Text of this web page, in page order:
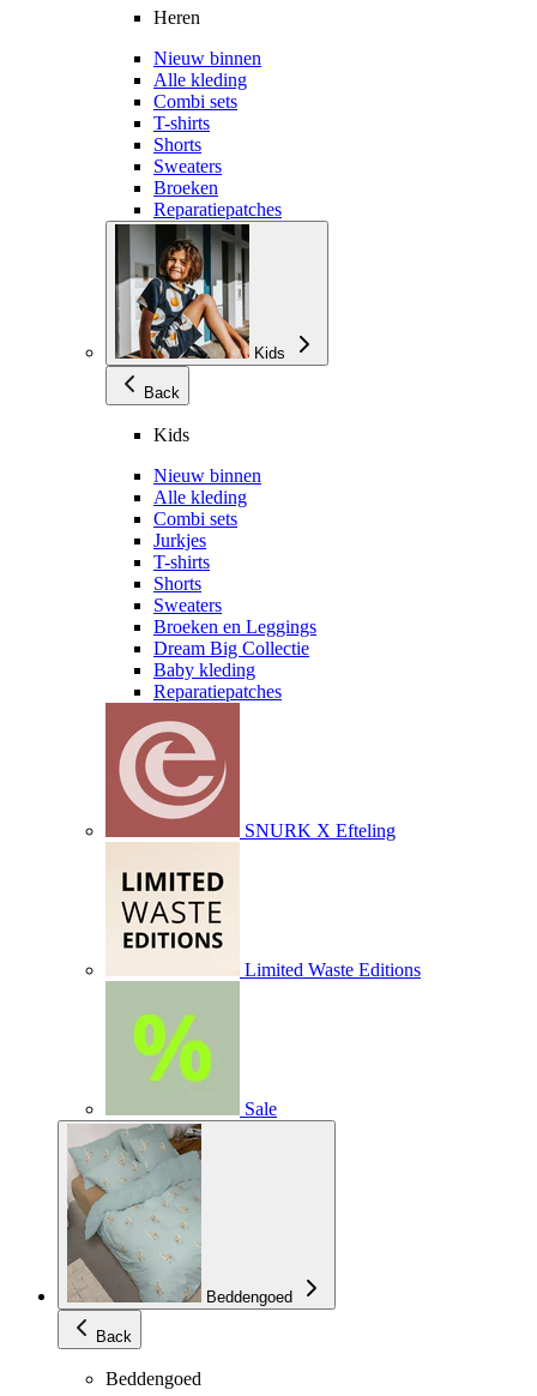
Heren
Nieuw binnen
Alle kleding
Combi sets
T-shirts
Shorts
Sweaters
Broeken
Reparatiepatches
Kids
Back
Kids
Nieuw binnen
Alle kleding
Combi sets
Jurkjes
T-shirts
Shorts
Sweaters
Broeken en Leggings
Dream Big Collectie
Baby kleding
Reparatiepatches
SNURK X Efteling
Limited Waste Editions
Sale
Beddengoed
Back
Beddengoed